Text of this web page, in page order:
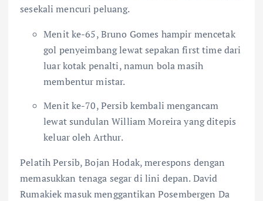
sesekali mencuri peluang.
Menit ke-65, Bruno Gomes hampir mencetak
gol penyeimbang lewat sepakan first time dari
luar kotak penalti, namun bola masih
membentur mistar.
Menit ke-70, Persib kembali mengancam
lewat sundulan William Moreira yang ditepis
keluar oleh Arthur.
Pelatih Persib, Bojan Hodak, merespons dengan
memasukkan tenaga segar di lini depan. David
Rumakiek masuk menggantikan Posembergen Da